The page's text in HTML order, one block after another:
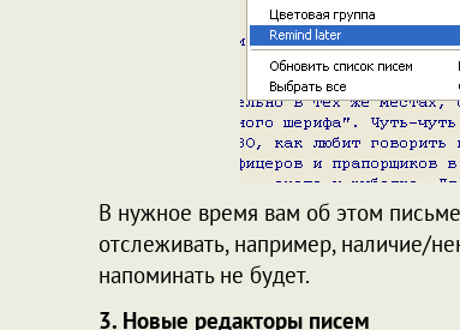
В нужное время вам об этом
отслеживать, например, наличие/
напоминать не будет.
3. Новые редакторы писем